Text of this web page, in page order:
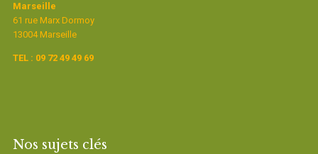
Marseille
61 rue Marx Dormoy
13004 Marseille
TEL : 09 72 49 49 69
Nos sujets clés